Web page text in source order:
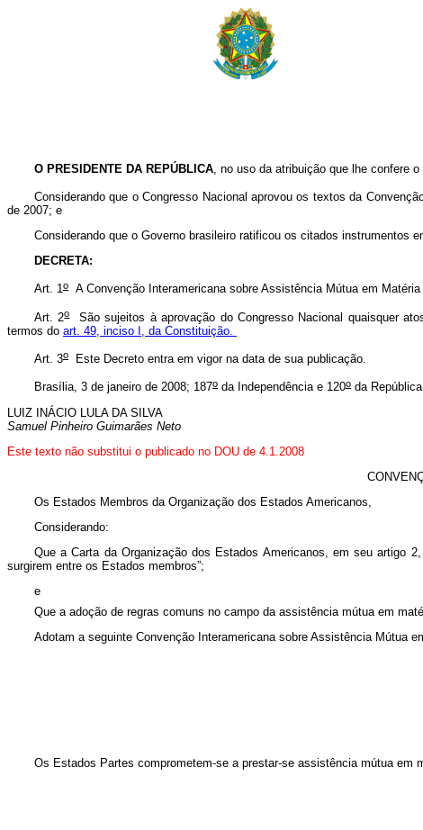
O PRESIDENTE DA REPÚBLICA, no uso da atribuição que lhe confere
Considerando que o Congresso Nacional aprovou os textos da
de 2007; e
Considerando que o Governo brasileiro ratificou os citados instrumentos
DECRETA:
Art. 1o A Convenção Interamericana sobre Assistência Mútua em
Art. 2oSão sujeitos à aprovação do Congresso Nacional quaisquer
termos do art. 49, inciso I, da Constituição.
Art. 3o Este Decreto entra em vigor na data de sua publicação.
Brasília, 3 de janeiro de 2008; 187o da Independência e 120o da
LUIZ INÁCIO LULA DA SILVA
Samuel Pinheiro Guimarães Neto
Este texto não substitui o publicado no DOU de 4.1.2008
Os Estados Membros da Organização dos Estados Americanos,
Considerando:
Que a Carta da Organização dos Estados Americanos, em seu artigo
surgirem entre os Estados membros”;
e
Que a adoção de regras comuns no campo da assistência mútua em
Adotam a seguinte Convenção Interamericana sobre Assistência Mútua
Os Estados Partes comprometem-se a prestar-se assistência mútua em